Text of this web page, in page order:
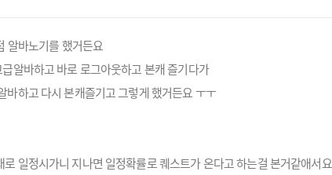
알바노기를 했거든요
알바하고 바로 로그아웃하고 본캐 즐기다가
바하고 다시 본캐즐기고 그렇게 했거든요 ㅜㅜ
일정시가니 지나면 일정확률로 퀘스트가 온다고 하는걸 본거같애서요